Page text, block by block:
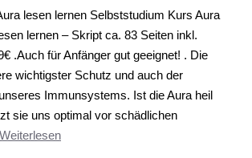
lesen lernen Selbststudium Kurs Aura
lernen – Skript ca. 83 Seiten inkl.
.Auch für Anfänger gut geeignet! . Die
wichtigster Schutz und auch der
Immunsystems. Ist die Aura heil
sie uns optimal vor schädlichen
Weiterlesen